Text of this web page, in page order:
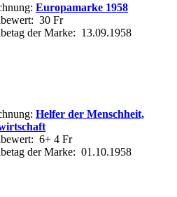
Europamarke 1958
30 Fr
der Marke: 13.09.1958
Helfer der Menschheit,
6+ 4 Fr
der Marke: 01.10.1958